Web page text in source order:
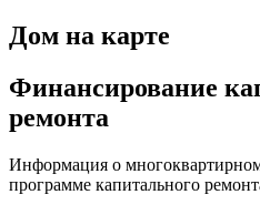
Дом на карте
Финансирование
ремонта
Информация о
программе капитального